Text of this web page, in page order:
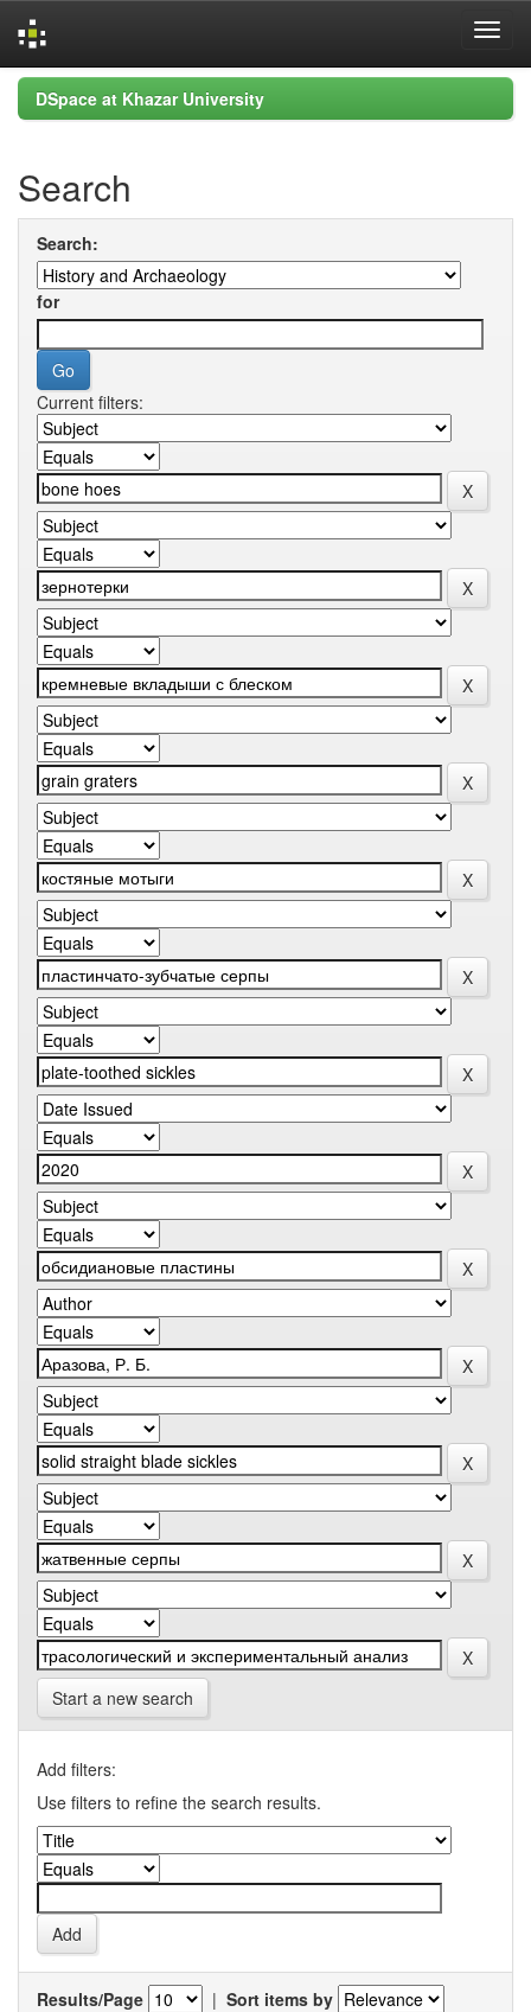
Skip
navigation
DSpace at Khazar University
Search
Search:
for
Current filters:
Start a new search
Add filters:
Use filters to refine the search results.
Results/Page | Sort items by